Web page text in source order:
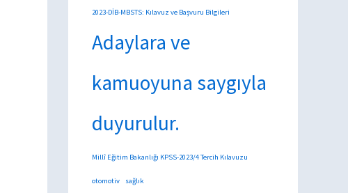
2023-DİB-MBSTS: Kılavuz ve Başvuru Bilgileri
Adaylara ve
kamuoyuna saygıyla
duyurulur.
Millî Eğitim Bakanlığı KPSS-2023/4 Tercih Kılavuzu
otomotiv sağlık